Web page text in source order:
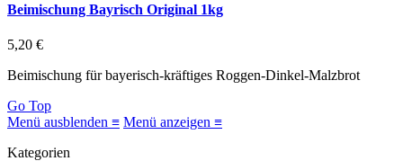
Beimischung Bayrisch Original 1kg
5,20 €
Beimischung für bayerisch-kräftiges Roggen-Dinkel-Malzbrot
Go Top
Menü ausblenden ≡ Menü anzeigen ≡
Kategorien